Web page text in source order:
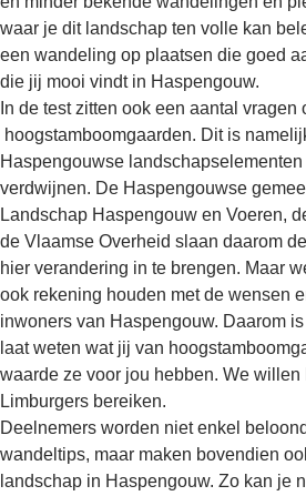
waar je dit landschap ten volle kan
een wandeling op plaatsen die goed
die jij mooi vindt in Haspengouw.
In de test zitten ook een aantal vragen
hoogstamboomgaarden. Dit is
Haspengouwse
verdwijnen. De Haspengouwse
Landschap Haspengouw en Voeren,
de Vlaamse Overheid slaan daarom
hier verandering in te brengen. Maar
ook rekening houden met de wensen
inwoners van Haspengouw. Daarom
laat weten wat jij van
waarde ze voor jou hebben. We
Limburgers bereiken.
Deelnemers worden niet enkel
wandeltips, maar maken bovendien
landschap in Haspengouw. Zo kan je